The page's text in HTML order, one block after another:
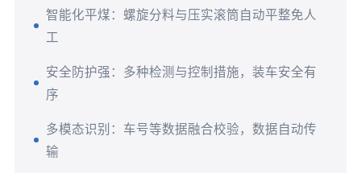
智能化平煤：螺旋分料与压实滚筒自动平整免人
工
安全防护强：多种检测与控制措施，装车安全有
序
多模态识别：车号等数据融合校验，数据自动传
输